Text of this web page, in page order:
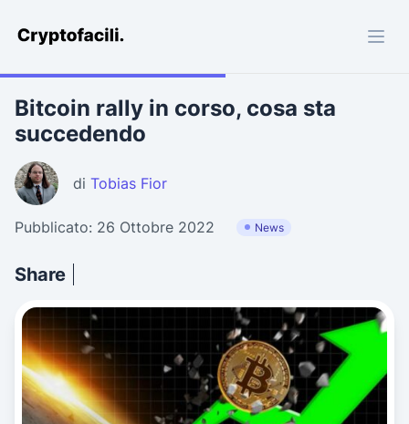
Cryptofacili.com
Bitcoin rally in corso, cosa sta
succedendo
di Tobias Fior
Pubblicato: 26 Ottobre 2022 News
Share